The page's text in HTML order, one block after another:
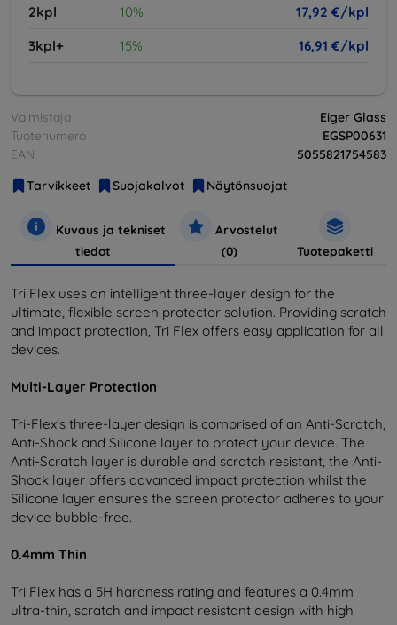
2kpl 10%
17,92 €/kpl
3kpl+
15% 16,91 €/kpl
Valmistaja
Eiger Glass
Tuotenumero
EGSP00631
EAN
5055821754583
Tarvikkeet
Suojakalvot Näytönsuojat
Kuvaus ja tekniset
tiedot
Arvostelut
(0)
Tuotepaketti
Tri Flex uses an intelligent three-layer design for the
ultimate, flexible screen protector solution. Providing scratch
and impact protection, Tri Flex offers easy application for all
devices.
Multi-Layer Protection
Tri-Flex's three-layer design is comprised of an Anti-Scratch,
Anti-Shock and Silicone layer to protect your device. The
Anti-Scratch layer is durable and scratch resistant, the Anti-
Shock layer offers advanced impact protection whilst the
Silicone layer ensures the screen protector adheres to your
device bubble-free.
0.4mm Thin
Tri Flex has a 5H hardness rating and features a 0.4mm
ultra-thin, scratch and impact resistant design with high